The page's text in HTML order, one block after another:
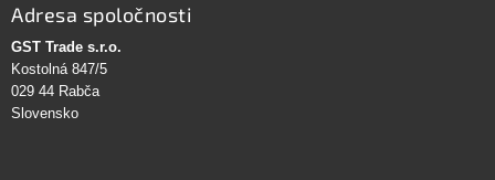
Adresa spoločnosti
GST Trade s.r.o.
Kostolná 847/5
029 44 Rabča
Slovensko